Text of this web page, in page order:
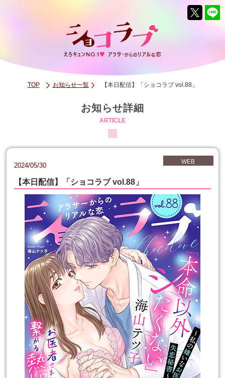
TOP お知らせ一覧 【本日配信】「ショコラブ vol.88」
お知らせ詳細
ARTICLE
2024/05/30 WEB
【本日配信】「ショコラブ vol.88」